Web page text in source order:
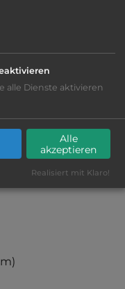
alle Dienste aktivieren
Alle
akzeptieren
Realisiert mit Klaro!